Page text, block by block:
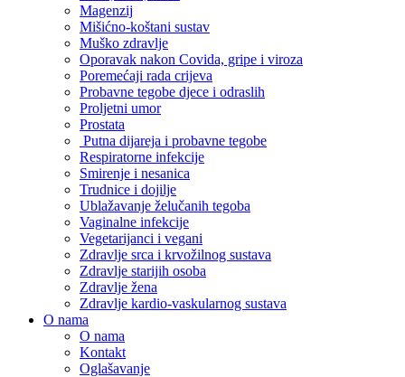
Magenzij
Mišićno-koštani sustav
Muško zdravlje
Oporavak nakon Covida, gripe i viroza
Poremećaji rada crijeva
Probavne tegobe djece i odraslih
Proljetni umor
Prostata
Putna dijareja i probavne tegobe
Respiratorne infekcije
Smirenje i nesanica
Trudnice i dojilje
Ublažavanje želučanih tegoba
Vaginalne infekcije
Vegetarijanci i vegani
Zdravlje srca i krvožilnog sustava
Zdravlje starijih osoba
Zdravlje žena
Zdravlje kardio-vaskularnog sustava
O nama
O nama
Kontakt
Oglašavanje